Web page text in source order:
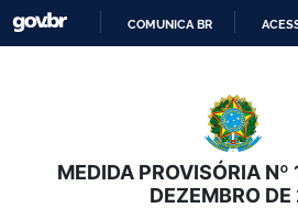
O
COMUNICA BR
MEDIDA PROVISÓRIA Nº
DEZEMBRO DE